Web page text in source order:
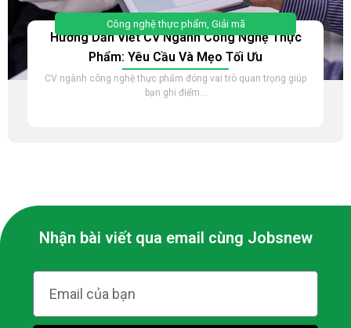
Công nghệ thực phẩm Giải mã
Hướng Dẫn Viết CV Ngành Công Nghệ Thực
Phẩm: Yêu Cầu Và Mẹo Tối Ưu
CV ngành công nghệ thực phẩm đóng vai trò quan trọng giúp
bạn ghi điểm...
Nhận bài viết qua email cùng Jobsnew